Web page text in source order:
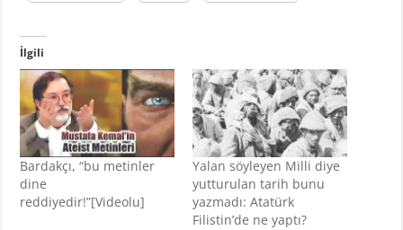
İlgili
Bardakçı, “bu metinler
dine
reddiyedir!”[Videolu]
Yalan söyleyen Milli diye
yutturulan tarih bunu
yazmadı: Atatürk
Filistin’de ne yaptı?